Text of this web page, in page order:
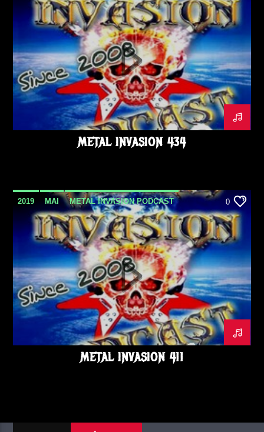
METAL INVASION PODCAST OCTOBRE
PODCAST
METAL INVASION 434
2019 MAI METAL INVASION PODCAST
PODCAST
0
METAL INVASION 411